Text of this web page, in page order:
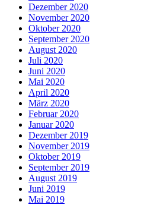
Dezember 2020
November 2020
Oktober 2020
September 2020
August 2020
Juli 2020
Juni 2020
Mai 2020
April 2020
März 2020
Februar 2020
Januar 2020
Dezember 2019
November 2019
Oktober 2019
September 2019
August 2019
Juni 2019
Mai 2019